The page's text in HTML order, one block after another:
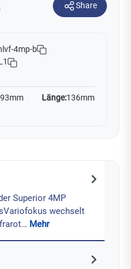
Share
4mp-b
Länge:136mm
Superior 4MP
wechselt
Mehr